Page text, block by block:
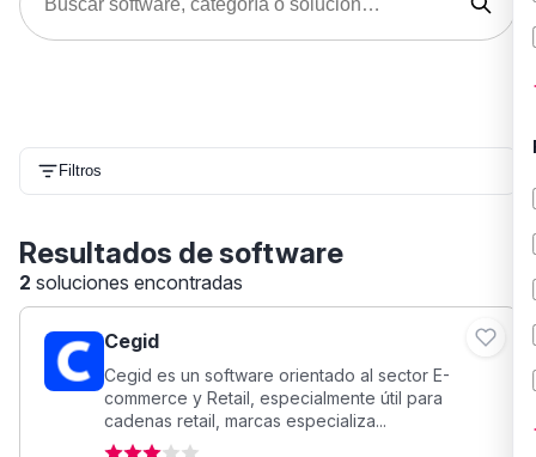
Filtros
Resultados de software
2 soluciones encontradas
Cegid
Cegid es un software orientado al sector E-
commerce y Retail, especialmente útil para
cadenas retail, marcas especializa...